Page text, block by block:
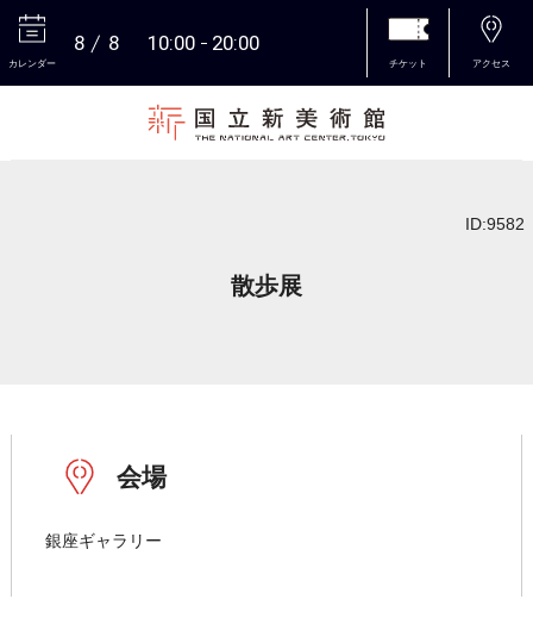
カレンダー
8 8 10:00 20:00
チケット アクセス
ID:9582
散歩展
会場
銀座ギャラリー